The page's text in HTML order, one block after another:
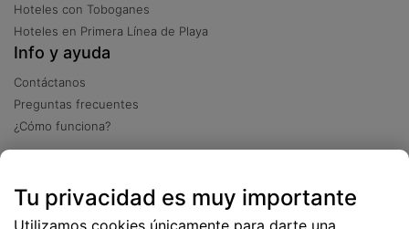
Hoteles con Toboganes
Hoteles en Primera Línea de Playa
Info y ayuda
Contáctanos
Preguntas frecuentes
¿Cómo funciona?
Más de 2 millones de descargas
Tu privacidad es muy importante
Utilizamos cookies únicamente para darte una